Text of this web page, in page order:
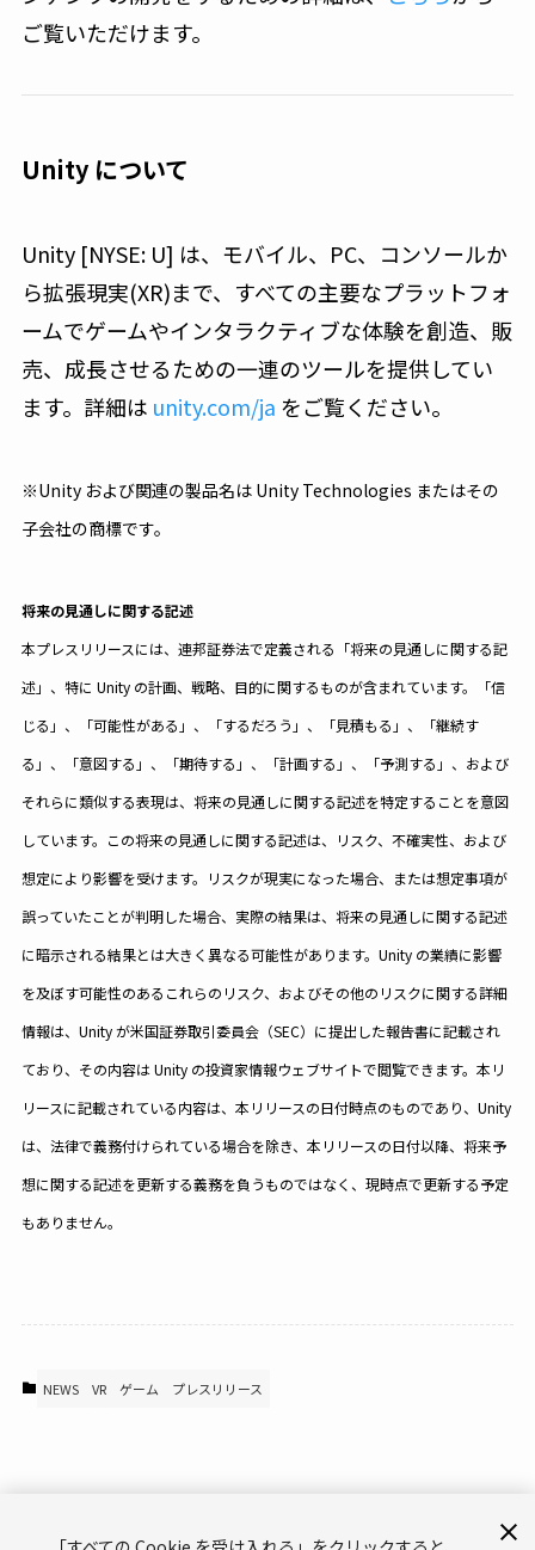
ご覧いただけます。
Unity について
Unity [NYSE: U] は、モバイル、PC、コンソールか
ら拡張現実(XR)まで、すべての主要なプラットフォ
ームでゲームやインタラクティブな体験を創造、販
売、成長させるための一連のツールを提供してい
ます。詳細は unity.com/ja をご覧ください。
※Unity および関連の製品名は Unity Technologies またはその
子会社の商標です。
将来の見通しに関する記述
本プレスリリースには、連邦証券法で定義される「将来の見通しに関する記
述」、特に Unity の計画、戦略、目的に関するものが含まれています。「信
じる」、「可能性がある」、「するだろう」、「見積もる」、「継続す
る」、「意図する」、「期待する」、「計画する」、「予測する」、および
それらに類似する表現は、将来の見通しに関する記述を特定することを意図
しています。この将来の見通しに関する記述は、リスク、不確実性、および
想定により影響を受けます。リスクが現実になった場合、または想定事項が
誤っていたことが判明した場合、実際の結果は、将来の見通しに関する記述
に暗示される結果とは大きく異なる可能性があります。Unity の業績に影響
を及ぼす可能性のあるこれらのリスク、およびその他のリスクに関する詳細
情報は、Unity が米国証券取引委員会（SEC）に提出した報告書に記載され
ており、その内容は Unity の投資家情報ウェブサイトで閲覧できます。本リ
リースに記載されている内容は、本リリースの日付時点のものであり、Unity
は、法律で義務付けられている場合を除き、本リリースの日付以降、将来予
想に関する記述を更新する義務を負うものではなく、現時点で更新する予定
もありません。
NEWS VR ゲーム プレスリリース